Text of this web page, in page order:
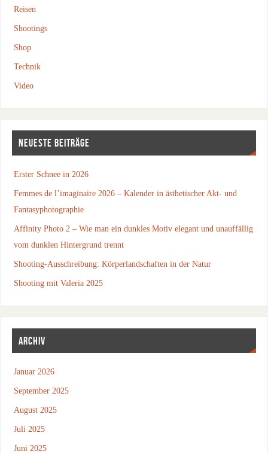
Reisen
Shootings
Shop
Technik
Video
NEUESTE BEITRÄGE
Erster Schnee in 2026
Femmes de l’imaginaire 2026 – Kalender in ästhetischer Akt- und
Fantasyphotographie
Affinity Photo 2 – Wie man ein dunkles Motiv elegant und unauffällig
vom dunklen Hintergrund trennt
Shooting-Ausschreibung: Körperlandschaften in der Natur
Shooting mit Valeria 2025
ARCHIV
Januar 2026
September 2025
August 2025
Juli 2025
Juni 2025